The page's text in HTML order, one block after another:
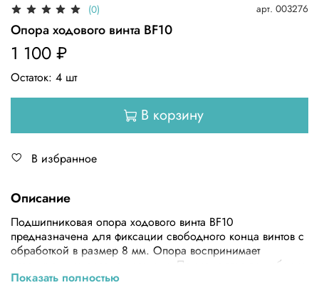
(0) арт. 003276
Опора ходового винта BF10
1 100 ₽
Остаток: 4 шт
В корзину
В избранное
Описание
Подшипниковая опора ходового винта BF10
предназначена для фиксации свободного конца винтов с
обработкой в размер 8 мм. Опора воспринимает
ограниченные осевые нагрузки. Применяются при сборке
3D принтеров, станков с ЧПУ, автоматизированных систем
Показать полностью